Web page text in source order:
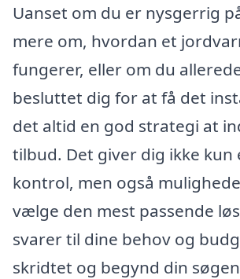
Uanset om du er nysgerrig
mere om, hvordan et
fungerer, eller om du
besluttet dig for at få det
det altid en god strategi at
tilbud. Det giver dig ikke kun
kontrol, men også
vælge den mest passende
svarer til dine behov og
skridtet og begynd din